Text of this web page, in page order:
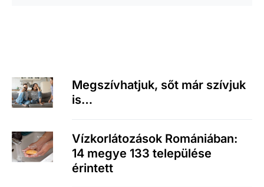
Megszívhatjuk, sőt már szívjuk
is…
Vízkorlátozások Romániában:
14 megye 133 települése
érintett